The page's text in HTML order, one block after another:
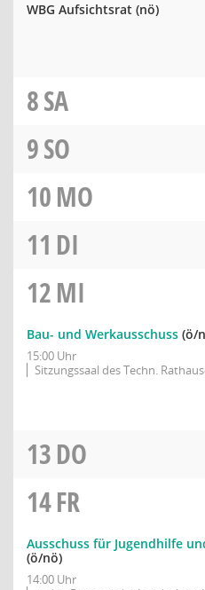
WBG Aufsichtsrat (nö)
8SA
9SO
10MO
11 DI
12MI
Bau- und Werkausschuss (ö/
15:00 Uhr
Sitzungssaal des Techn.
13DO
14FR
Ausschuss für Jugendhilfe
(ö/nö)
14:00 Uhr